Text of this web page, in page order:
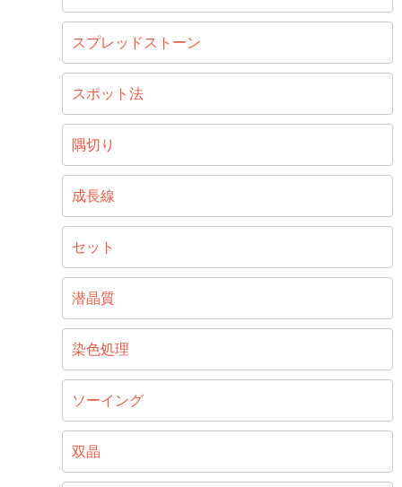
スプレッドストーン
スポット法
隅切り
成長線
セット
潜晶質
染色処理
ソーイング
双晶